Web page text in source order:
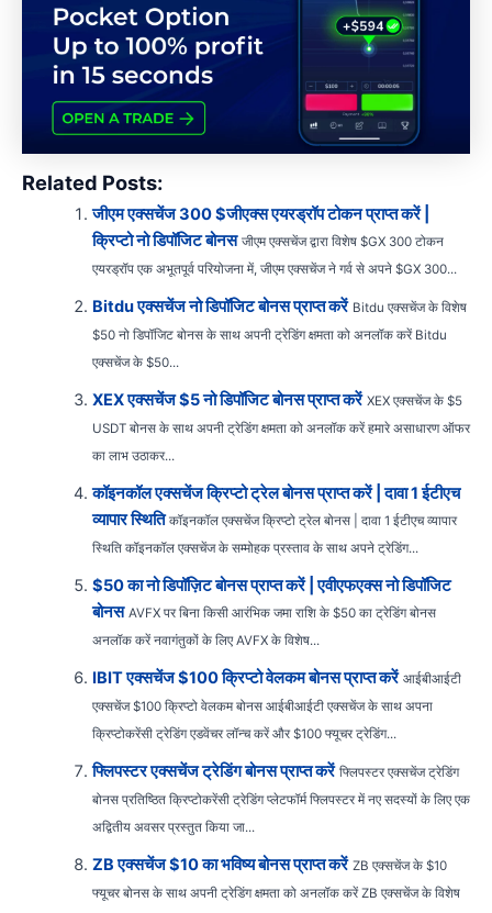
Related Posts:
जीएम एक्सचेंज 300 $जीएक्स एयरड्रॉप टोकन प्राप्त करें |
क्रिप्टो नो डिपॉजिट बोनस जीएम एक्सचेंज द्वारा विशेष $GX 300 टोकन
एयरड्रॉप एक अभूतपूर्व परियोजना में, जीएम एक्सचेंज ने गर्व से अपने $GX 300...
Bitdu एक्सचेंज नो डिपॉजिट बोनस प्राप्त करें Bitdu एक्सचेंज के विशेष
$50 नो डिपॉजिट बोनस के साथ अपनी ट्रेडिंग क्षमता को अनलॉक करें Bitdu
एक्सचेंज के $50...
XEX एक्सचेंज $5 नो डिपॉजिट बोनस प्राप्त करें XEX एक्सचेंज के $5
USDT बोनस के साथ अपनी ट्रेडिंग क्षमता को अनलॉक करें हमारे असाधारण ऑफर
का लाभ उठाकर...
कॉइनकॉल एक्सचेंज क्रिप्टो ट्रेल बोनस प्राप्त करें | दावा 1 ईटीएच
व्यापार स्थिति कॉइनकॉल एक्सचेंज क्रिप्टो ट्रेल बोनस | दावा 1 ईटीएच व्यापार
स्थिति कॉइनकॉल एक्सचेंज के सम्मोहक प्रस्ताव के साथ अपने ट्रेडिंग...
$50 का नो डिपॉज़िट बोनस प्राप्त करें | एवीएफएक्स नो डिपॉजिट
बोनस AVFX पर बिना किसी आरंभिक जमा राशि के $50 का ट्रेडिंग बोनस
अनलॉक करें नवागंतुकों के लिए AVFX के विशेष...
IBIT एक्सचेंज $100 क्रिप्टो वेलकम बोनस प्राप्त करें आईबीआईटी
एक्सचेंज $100 क्रिप्टो वेलकम बोनस आईबीआईटी एक्सचेंज के साथ अपना
क्रिप्टोकरेंसी ट्रेडिंग एडवेंचर लॉन्च करें और $100 फ्यूचर ट्रेडिंग...
फ्लिपस्टर एक्सचेंज ट्रेडिंग बोनस प्राप्त करें फ्लिपस्टर एक्सचेंज ट्रेडिंग
बोनस प्रतिष्ठित क्रिप्टोकरेंसी ट्रेडिंग प्लेटफॉर्म फ्लिपस्टर में नए सदस्यों के लिए एक
अद्वितीय अवसर प्रस्तुत किया जा...
ZB एक्सचेंज $10 का भविष्य बोनस प्राप्त करें ZB एक्सचेंज के $10
फ्यूचर बोनस के साथ अपनी ट्रेडिंग क्षमता को अनलॉक करें ZB एक्सचेंज के विशेष